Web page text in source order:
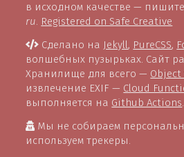
в исходном качестве —
ru. Registered on Safe Creative
Сделано на Jekyll, PureCSS,
волшебных пузырьках. Сайт
Хранилище для всего — Object
извлечение EXIF — Cloud
выполняется на Github Actions.
Мы не собираем
используем трекеры.